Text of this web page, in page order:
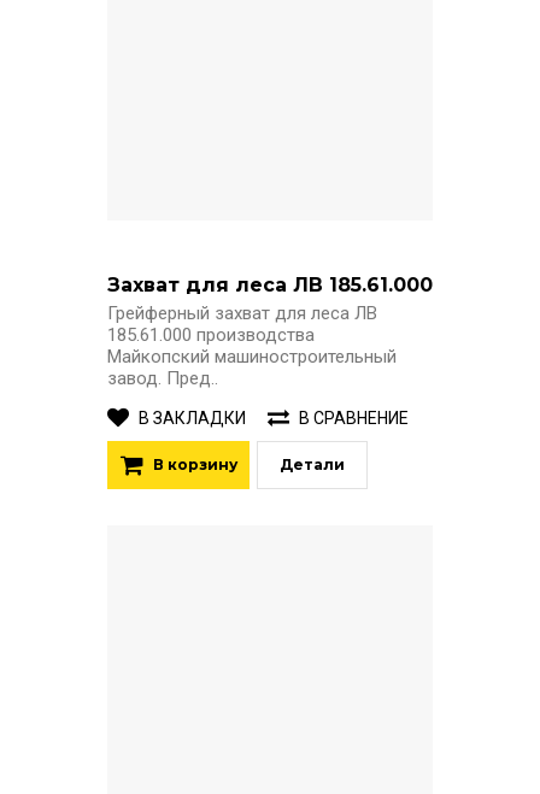
Захват для леса ЛВ 185.61.000
Грейферный захват для леса ЛВ
185.61.000 производства
Майкопский машиностроительный
завод. Пред..
В ЗАКЛАДКИ В СРАВНЕНИЕ
В корзину Детали